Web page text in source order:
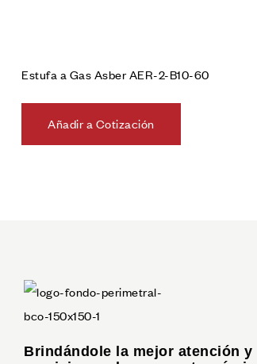
Estufa a Gas Asber AER-2-B10-60
Añadir a Cotización
Brindándole la mejor atención y